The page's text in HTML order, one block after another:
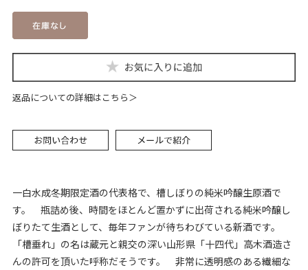
返品についての詳細はこちら
一白水成冬期限定酒の代表格で、槽しぼりの純米吟醸生原酒で
す。 瓶詰め後、時間をほとんど置かずに出荷される純米吟醸し
ぼりたて生酒として、毎年ファンが待ちわびている新酒です。
「槽垂れ」の名は蔵元と親交の深い山形県「十四代」高木酒造さ
んの許可を頂いた呼称だそうです。 非常に透明感のある繊細な